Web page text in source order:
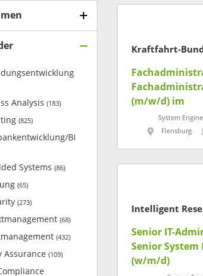
Analysis (183)
(825)
BI
Systems (86)
(65)
(273)
(68)
(432)
Assurance (109)
Kraftfahrt-
(m/w/d) im
Arbeitsbereich
System
Flensburg
Senior IT-
Senior System
(w/m/d)